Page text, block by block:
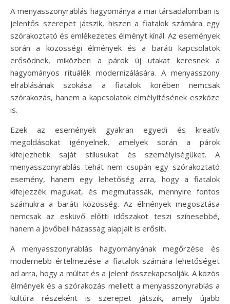
A menyasszonyrablás hagyománya a mai társadalomban is
jelentős szerepet játszik, hiszen a fiatalok számára egy
szórakoztató és emlékezetes élményt kínál. Az események
során a közösségi élmények és a baráti kapcsolatok
erősödnek, miközben a párok új utakat keresnek a
hagyományos rituálék modernizálására. A menyasszony
elrablásának szokása a fiatalok körében nemcsak
szórakozás, hanem a kapcsolatok elmélyítésének eszköze
is.
Ezek az események gyakran egyedi és kreatív
megoldásokat igényelnek, amelyek során a párok
kifejezhetik saját stílusukat és személyiségüket. A
menyasszonyrablás tehát nem csupán egy szórakoztató
esemény, hanem egy lehetőség arra, hogy a fiatalok
kifejezzék magukat, és megmutassák, mennyire fontos
számukra a baráti közösség. Az élmények megosztása
nemcsak az esküvő előtti időszakot teszi színesebbé,
hanem a jövőbeli házasság alapjait is erősíti.
A menyasszonyrablás hagyományának megőrzése és
modernebb értelmezése a fiatalok számára lehetőséget
ad arra, hogy a múltat és a jelent összekapcsolják. A közös
élmények és a szórakozás mellett a menyasszonyrablás a
kultúra részeként is szerepet játszik, amely újabb